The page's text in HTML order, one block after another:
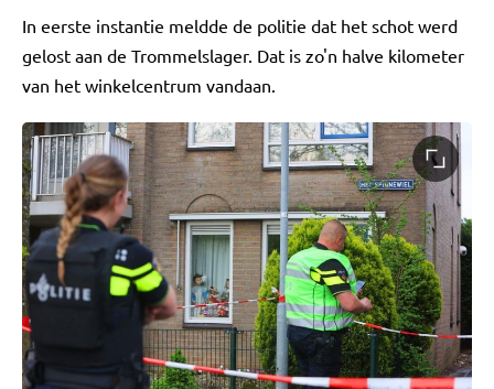
In eerste instantie meldde de politie dat het schot werd
gelost aan de Trommelslager. Dat is zo'n halve kilometer
van het winkelcentrum vandaan.